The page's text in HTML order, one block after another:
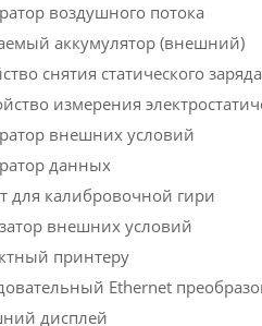
воздушного потока
аккумулятор (внешний)
снятия статического
измерения
внешних условий
данных
для калибровочной гири
внешних условий
принтеру
Ethernet
дисплей